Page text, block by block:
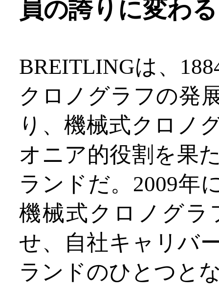
員の誇りに変わる
BREITLINGは、
クロノグラフの発
り、機械式クロノ
オニア的役割を果
ランドだ。2009年
機械式クロノグラ
せ、自社キャリバ
ランドのひとつと